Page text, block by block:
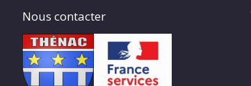
Nous contacter